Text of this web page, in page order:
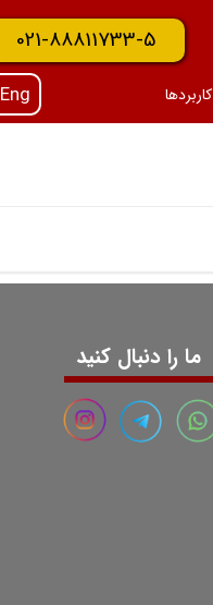
کاربردها Eng
021-88811733-5
ما را دنبال کنید